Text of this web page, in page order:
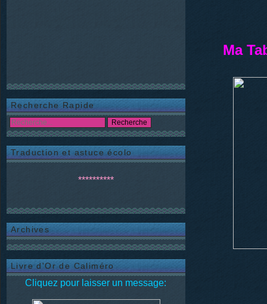
Recherche Rapide
Traduction et astuce écolo
**********
Archives
Livre d'Or de Caliméro
Cliquez pour laisser un message:
Ma